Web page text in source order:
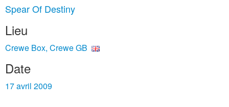
Spear Of Destiny
Lieu
Crewe Box, Crewe GB
Date
17 avril 2009